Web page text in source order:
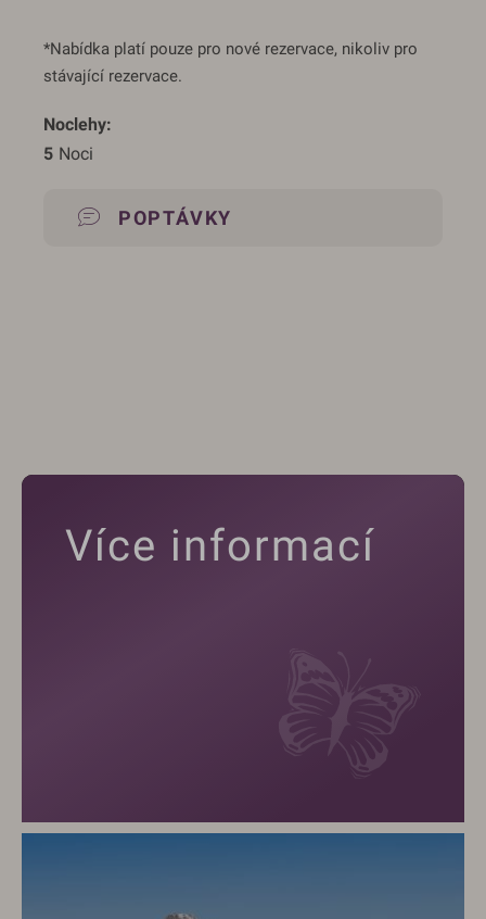
*Nabídka platí pouze pro nové rezervace, nikoliv pro
stávající rezervace.
Noclehy
5 Noci
POPTÁVKY
Více informací